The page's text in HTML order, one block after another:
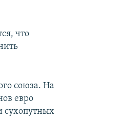
что
союза. На
евро
сухопутных